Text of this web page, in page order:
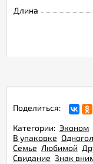
Длина
Поделиться:
Категории: Эконом
В упаковке
Семье Любимой
Свидание Знак